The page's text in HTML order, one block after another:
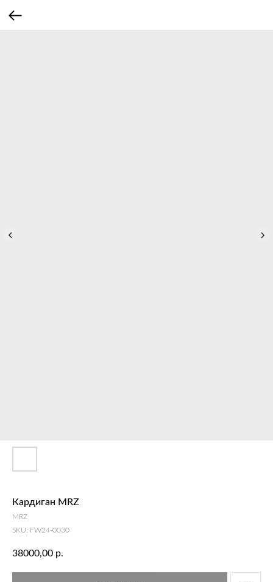
Кардиган MRZ
MRZ
SKU: FW24-0030
38000,00 р.